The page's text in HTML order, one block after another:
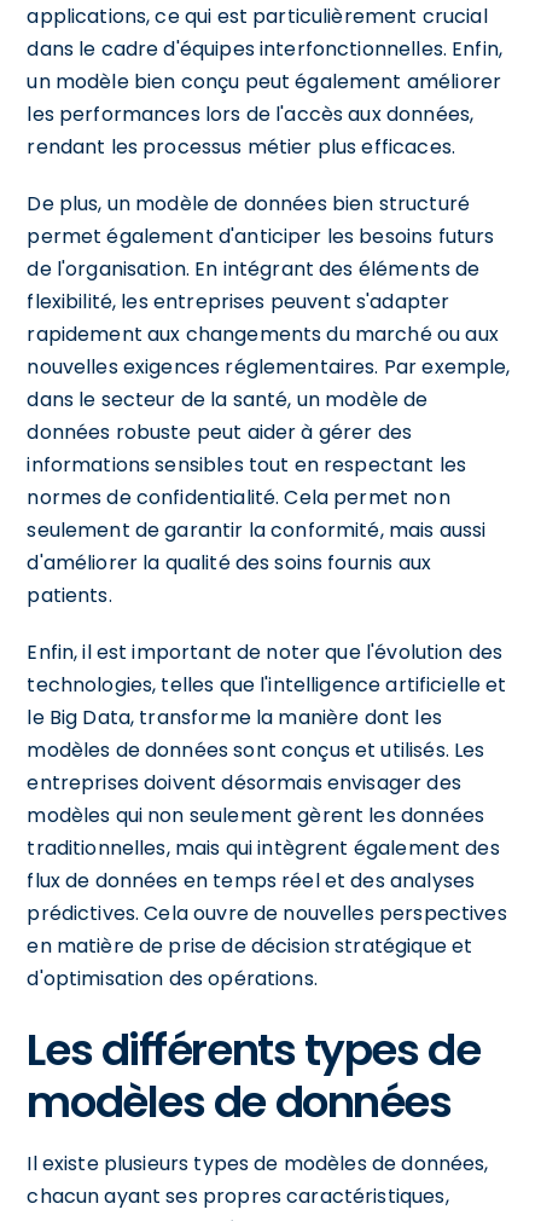
applications, ce qui est particulièrement crucial
dans le cadre d'équipes interfonctionnelles. Enfin,
un modèle bien conçu peut également améliorer
les performances lors de l'accès aux données,
rendant les processus métier plus efficaces.
De plus, un modèle de données bien structuré
permet également d'anticiper les besoins futurs
de l'organisation. En intégrant des éléments de
flexibilité, les entreprises peuvent s'adapter
rapidement aux changements du marché ou aux
nouvelles exigences réglementaires. Par exemple,
dans le secteur de la santé, un modèle de
données robuste peut aider à gérer des
informations sensibles tout en respectant les
normes de confidentialité. Cela permet non
seulement de garantir la conformité, mais aussi
d'améliorer la qualité des soins fournis aux
patients.
Enfin, il est important de noter que l'évolution des
technologies, telles que l'intelligence artificielle et
le Big Data, transforme la manière dont les
modèles de données sont conçus et utilisés. Les
entreprises doivent désormais envisager des
modèles qui non seulement gèrent les données
traditionnelles, mais qui intègrent également des
flux de données en temps réel et des analyses
prédictives. Cela ouvre de nouvelles perspectives
en matière de prise de décision stratégique et
d'optimisation des opérations.
Les différents types de
modèles de données
Il existe plusieurs types de modèles de données,
chacun ayant ses propres caractéristiques,